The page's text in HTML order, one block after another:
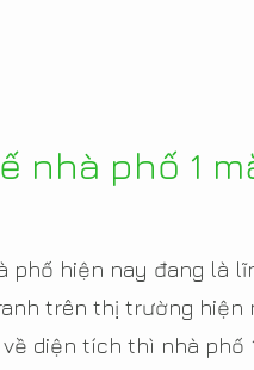
nhà phố 1
phố hiện nay đang là
trên thị trường hiện
diện tích thì nhà phố